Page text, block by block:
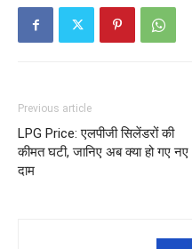
Previous article
LPG Price: एलपीजी सिलेंडरों की
कीमत घटी, जानिए अब क्या हो गए नए
दाम